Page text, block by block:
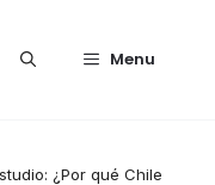
Menu
¿Por qué Chile